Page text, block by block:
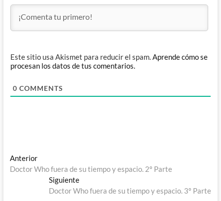
Este sitio usa Akismet para reducir el spam.Aprende cómo se
procesan los datos de tus comentarios.
0 COMMENTS
Navegación
de
entradas
AnteriorEntrada
anterior:
Doctor Who fuera de su tiempo y espacio. 2º Parte
SiguienteEntrada
siguiente:
Doctor Who fuera de su tiempo y espacio. 3º Parte